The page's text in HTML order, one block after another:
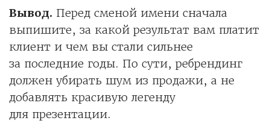
Вывод. Перед сменой имени сначала
выпишите, за какой результат вам платит
клиент и чем вы стали сильнее
за последние годы. По сути, ребрендинг
должен убирать шум из продажи, а не
добавлять красивую легенду
для презентации.